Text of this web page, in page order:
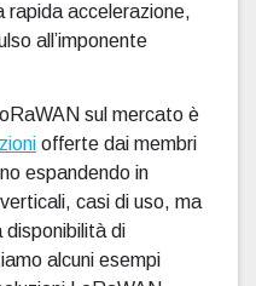
rapida accelerazione,
all’imponente
sul mercato è
offerte dai membri
espandendo in
casi di uso, ma
disponibilità di
alcuni esempi